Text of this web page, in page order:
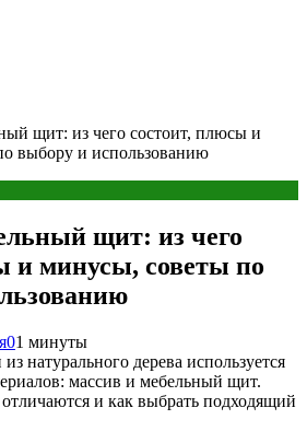
щит: из чего состоит, плюсы и
выбору и использованию
щит: из чего
и минусы, советы по
01 минуты
натурального дерева используется
массив и мебельный щит.
и как выбрать подходящий